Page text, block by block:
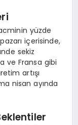
yüzde
içerisinde,
sekiz
ve Fransa gibi
artışı
nisan ayında